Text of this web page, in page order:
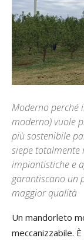
Moderno perché
moderno) vuole
più sostenibile
siepe totalmente
impiantistiche e
garantiscano un
maggior qualità
Un mandorleto
meccanizzabile.